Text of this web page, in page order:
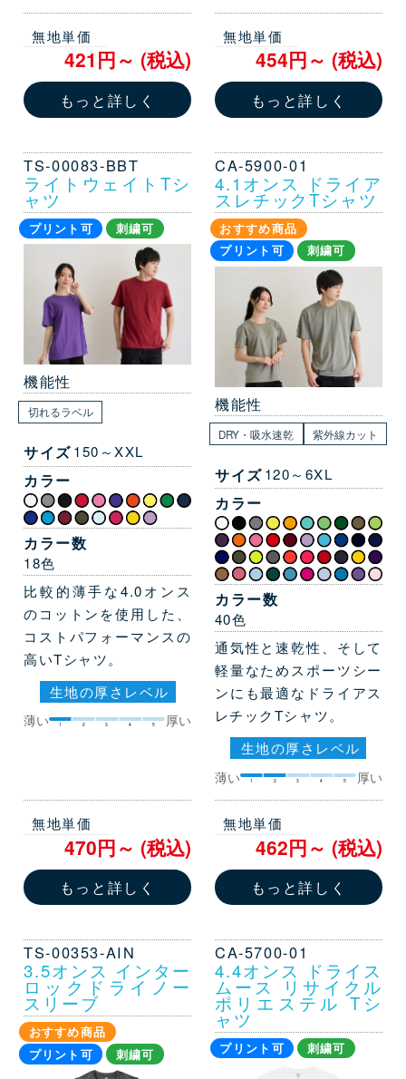
無地単価
421円～ (税込)
もっと詳しく
無地単価
454円～ (税込)
もっと詳しく
TS-00083-BBT
ライトウェイトTシ
ャツ
プリント可 刺繍可
機能性
切れるラベル
サイズ150～XXL
カラー
カラー数
18色
比較的薄手な4.0オンス
のコットンを使用した、
コストパフォーマンスの
高いTシャツ。
生地の厚さレベル
薄い 1 2 3 4 5 厚い
無地単価
470円～ (税込)
もっと詳しく
CA-5900-01
4.1オンス ドライア
スレチックTシャツ
おすすめ商品
プリント可
刺繍可
機能性
DRY・吸水速乾 紫外線カット
サイズ120～6XL
カラー
カラー数
40色
通気性と速乾性、そして
軽量なためスポーツシー
ンにも最適なドライアス
レチックTシャツ。
生地の厚さレベル
薄い 1 2 3 4 5 厚い
無地単価
462円～ (税込)
もっと詳しく
TS-00353-AIN
3.5オンス インター
ロックドライノー
スリーブ
おすすめ商品
プリント可
刺繍可
CA-5700-01
4.4オンス ドライス
ムース リサイクル
ポリエステル Tシ
ャツ
プリント可 刺繍可